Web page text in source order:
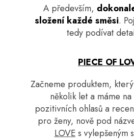
A především,
složení každé směsi.
tedy podívat
PIECE OF
Začneme produktem,
několik let a máme na
pozitivních ohlasů a
pro ženy, nově pod
LOVE s vylepšeným